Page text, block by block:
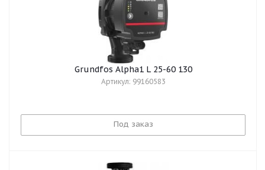
Grundfos Alpha1 L 25-60 130
Артикул: 99160583
Под заказ